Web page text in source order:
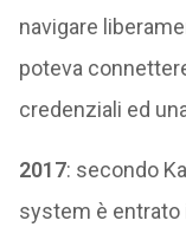
navigare
poteva
credenziali ed
2017: secondo
system è entrato